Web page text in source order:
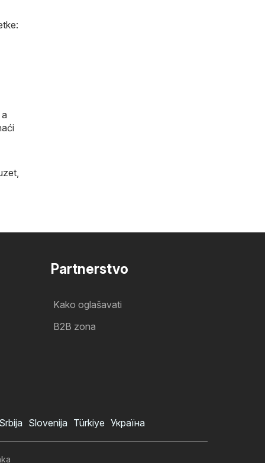
,
Partnerstvo
Kako oglašavati
B2B zona
Srbija Slovenija Türkiye Україна